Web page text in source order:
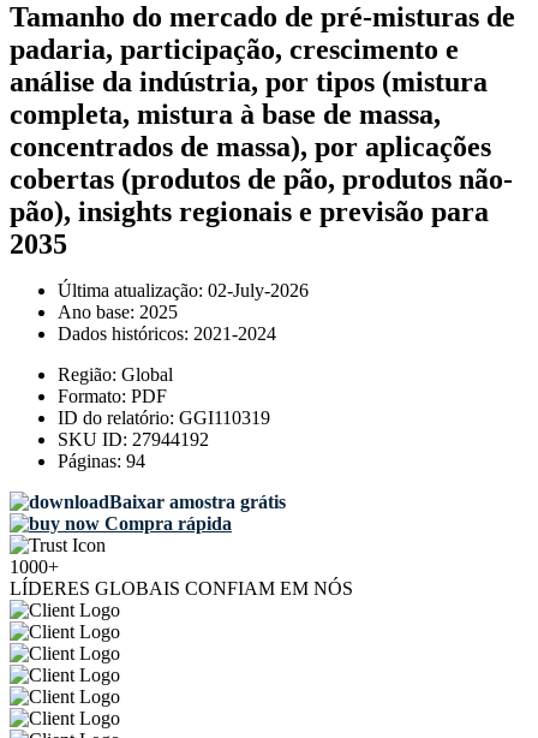
Tamanho do mercado de pré-misturas de
padaria, participação, crescimento e
análise da indústria, por tipos (mistura
completa, mistura à base de massa,
concentrados de massa), por aplicações
cobertas (produtos de pão, produtos não-
pão), insights regionais e previsão para
2035
Última atualização: 02-July-2026
Ano base: 2025
Dados históricos: 2021-2024
Região: Global
Formato: PDF
ID do relatório: GGI110319
SKU ID: 27944192
Páginas: 94
Baixar amostra grátis
Compra rápida
1000+
LÍDERES GLOBAIS CONFIAM EM NÓS